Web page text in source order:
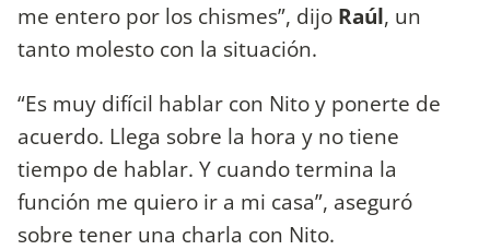
me entero por los chismes”, dijo Raúl, un
tanto molesto con la situación.
“Es muy difícil hablar con Nito y ponerte de
acuerdo. Llega sobre la hora y no tiene
tiempo de hablar. Y cuando termina la
función me quiero ir a mi casa”, aseguró
sobre tener una charla con Nito.